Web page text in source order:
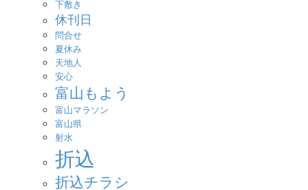
下敷き
休刊日
問合せ
夏休み
天地人
安心
富山もよう
富山マラソン
富山県
射水
折込
折込チラシ